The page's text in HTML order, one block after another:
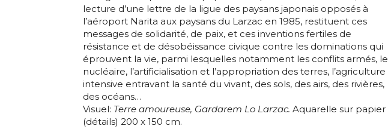
Prénom
Statut / Organisation
Adresse email*
Nom
lecture d’une lettre de la ligue des paysans japonais opposés à
l’aéroport Narita aux paysans du Larzac en 1985, restituent ces
messages de solidarité, de paix, et ces inventions fertiles de
résistance et de désobéissance civique contre les dominations qui
éprouvent la vie, parmi lesquelles notamment les conflits armés, le
nucléaire, l’artificialisation et l’appropriation des terres, l’agriculture
intensive entravant la santé du vivant, des sols, des airs, des rivières,
des océans…
Visuel: Terre amoureuse, Gardarem Lo Larzac. Aquarelle sur papier
(détails) 200 x 150 cm.